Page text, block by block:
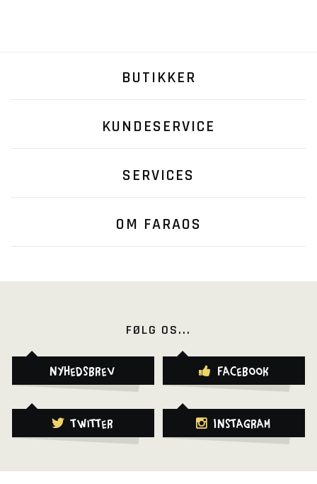
BUTIKKER
KUNDESERVICE
SERVICES
OM FARAOS
FØLG OS...
Nyhedsbrev Facebook
Twitter Instagram